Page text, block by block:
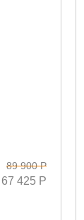
89 900 Р
67 425 Р